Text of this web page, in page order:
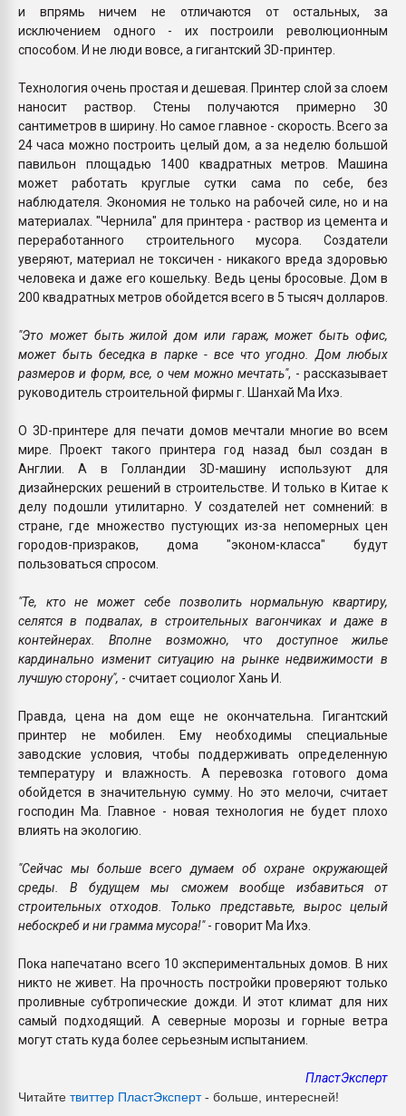
и впрямь ничем не отличаются от остальных, за
исключением одного - их построили революционным
способом. И не люди вовсе, а гигантский 3D-принтер.
Технология очень простая и дешевая. Принтер слой за слоем
наносит раствор. Стены получаются примерно 30
сантиметров в ширину. Но самое главное - скорость. Всего за
24 часа можно построить целый дом, а за неделю большой
павильон площадью 1400 квадратных метров. Машина
может работать круглые сутки сама по себе, без
наблюдателя. Экономия не только на рабочей силе, но и на
материалах. "Чернила" для принтера - раствор из цемента и
переработанного строительного мусора. Создатели
уверяют, материал не токсичен - никакого вреда здоровью
человека и даже его кошельку. Ведь цены бросовые. Дом в
200 квадратных метров обойдется всего в 5 тысяч долларов.
"Это может быть жилой дом или гараж, может быть офис,
может быть беседка в парке - все что угодно. Дом любых
размеров и форм, все, о чем можно мечтать", - рассказывает
руководитель строительной фирмы г. Шанхай Ма Ихэ.
О 3D-принтере для печати домов мечтали многие во всем
мире. Проект такого принтера год назад был создан в
Англии. А в Голландии 3D-машину используют для
дизайнерских решений в строительстве. И только в Китае к
делу подошли утилитарно. У создателей нет сомнений: в
стране, где множество пустующих из-за непомерных цен
городов-призраков, дома "эконом-класса" будут
пользоваться спросом.
"Те, кто не может себе позволить нормальную квартиру,
селятся в подвалах, в строительных вагончиках и даже в
контейнерах. Вполне возможно, что доступное жилье
кардинально изменит ситуацию на рынке недвижимости в
лучшую сторону", - считает социолог Хань И.
Правда, цена на дом еще не окончательна. Гигантский
принтер не мобилен. Ему необходимы специальные
заводские условия, чтобы поддерживать определенную
температуру и влажность. А перевозка готового дома
обойдется в значительную сумму. Но это мелочи, считает
господин Ма. Главное - новая технология не будет плохо
влиять на экологию.
"Сейчас мы больше всего думаем об охране окружающей
среды. В будущем мы сможем вообще избавиться от
строительных отходов. Только представьте, вырос целый
небоскреб и ни грамма мусора!"- говорит Ма Ихэ.
Пока напечатано всего 10 экспериментальных домов. В них
никто не живет. На прочность постройки проверяют только
проливные субтропические дожди. И этот климат для них
самый подходящий. А северные морозы и горные ветра
могут стать куда более серьезным испытанием.
ПластЭксперт
Читайте твиттер ПластЭксперт- больше, интересней!